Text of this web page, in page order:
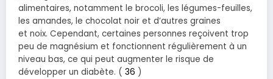
alimentaires, notamment le brocoli, les légumes-feuilles,
les amandes, le chocolat noir et d’autres graines
et noix. Cependant, certaines personnes reçoivent trop
peu de magnésium et fonctionnent régulièrement à un
niveau bas, ce qui peut augmenter le risque de
développer un diabète. ( 36 )